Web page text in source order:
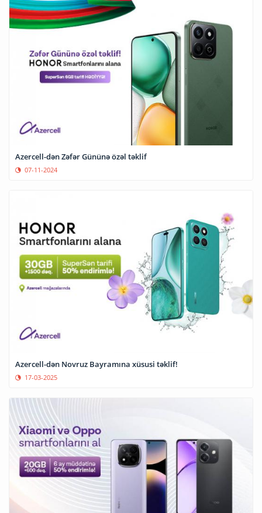
Azercell-dən Zəfər Gününə özəl təklif
07-11-2024
Azercell-dən Novruz Bayramına xüsusi təklif!
17-03-2025